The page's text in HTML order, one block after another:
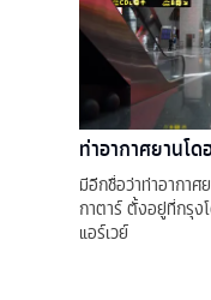
ท่าอากาศยานโด
มีอีกชื่อว่าท่าอากาศ
กาตาร์ ตั้งอยู่ที่กรุง
แอร์เวย์